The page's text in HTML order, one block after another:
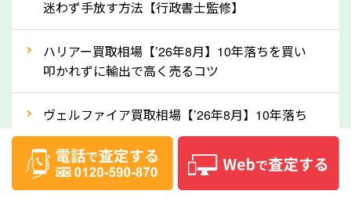
なら廃車の車も適正価格で買取できます。他社で買取
拒否となった車も価格がつく可能性があるので、諦め
ずに福岡県の「ソコカラ」にご相談ください。古い車
でも高価買取が可能なケースは珍しくないため、まず
はWebで簡単にできる無料査定をお試しください。
実際の買取実績を、車のメーカーや状態ごとに「買取
実績」で確認できます。
迷わず手放す方法【行政書士監修】
ハリアー買取相場【’26年8月】10年落ちを買い
叩かれずに輸出で高く売るコツ
ヴェルファイア買取相場【’26年8月】10年落ち
でも「輸出」で高く売るコツ
デリカD:5買取相場【’26年8月】10年落ちを